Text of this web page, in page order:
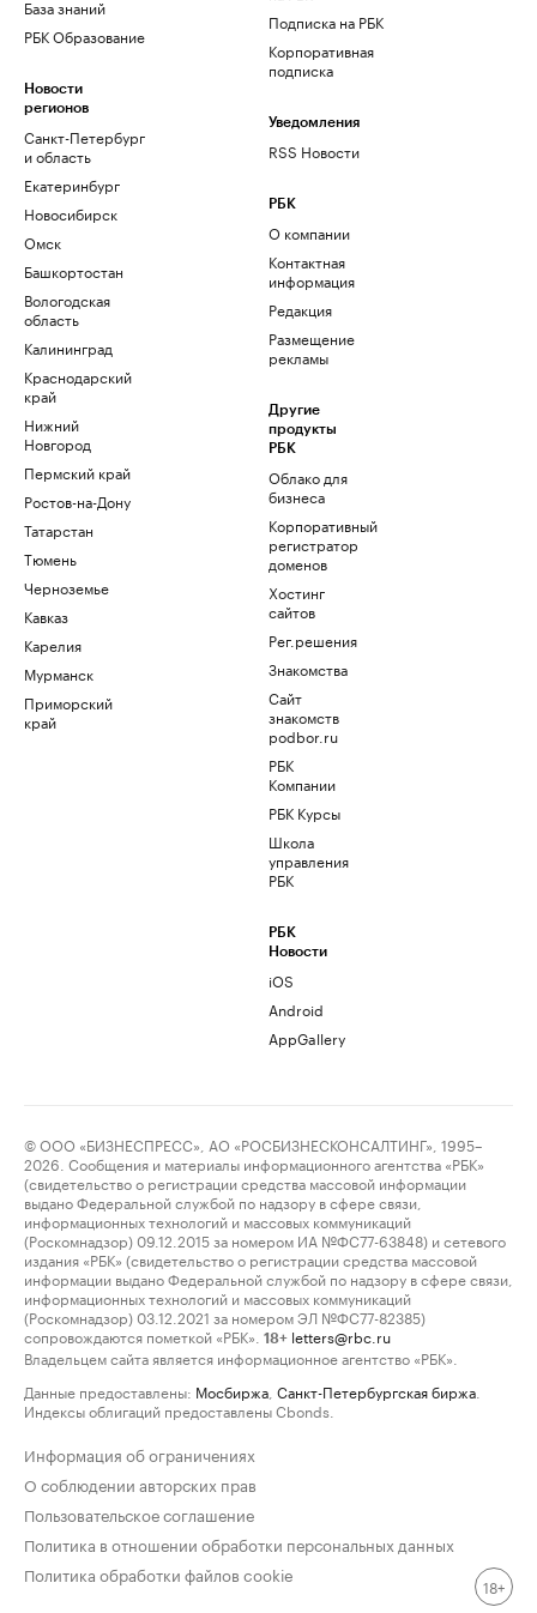
База знаний
РБК Образование
Новости
регионов
Санкт-Петербург
и область
Екатеринбург
Новосибирск
Омск
Башкортостан
Вологодская
область
Калининград
Краснодарский
край
Нижний
Новгород
Пермский край
Ростов-на-Дону
Татарстан
Тюмень
Черноземье
Кавказ
Карелия
Мурманск
Приморский
край
Подписка на РБК
Корпоративная
подписка
Уведомления
RSS Новости
РБК
О компании
Контактная
информация
Редакция
Размещение
рекламы
Другие
продукты
РБК
Облако для
бизнеса
Корпоративный
регистратор
доменов
Хостинг
сайтов
Рег.решения
Знакомства
Сайт
знакомств
podbor.ru
РБК
Компании
РБК Курсы
Школа
управления
РБК
РБК
Новости
iOS
Android
AppGallery
© ООО «БИЗНЕСПРЕСС», АО «РОСБИЗНЕСКОНСАЛТИНГ», 1995–
2026. Сообщения и материалы информационного агентства «РБК»
(свидетельство о регистрации средства массовой информации
выдано Федеральной службой по надзору в сфере связи,
информационных технологий и массовых коммуникаций
(Роскомнадзор) 09.12.2015 за номером ИА №ФС77-63848) и сетевого
издания «РБК» (свидетельство о регистрации средства массовой
информации выдано Федеральной службой по надзору в сфере связи,
информационных технологий и массовых коммуникаций
(Роскомнадзор) 03.12.2021 за номером ЭЛ №ФС77-82385)
сопровождаются пометкой «РБК».
18+ letters@rbc.ru
Владельцем сайта является информационное агентство «РБК».
Данные предоставлены: Мосбиржа Санкт-Петербургская биржа
Индексы облигаций предоставлены Cbonds.
Информация об ограничениях
О соблюдении авторских прав
Пользовательское соглашение
Политика в отношении обработки персональных данных
Политика обработки файлов cookie
18+